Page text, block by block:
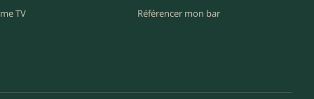
TV
Référencer mon bar